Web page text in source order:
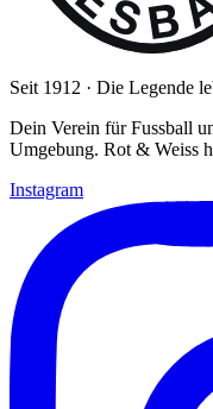
Seit 1912 · Die Legende
Dein Verein für Fussball
Umgebung. Rot & Weiss
Instagram